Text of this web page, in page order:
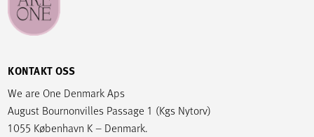
KONTAKT OSS
We are One Denmark Aps
August Bournonvilles Passage 1 (Kgs Nytorv)
1055 København K – Denmark.